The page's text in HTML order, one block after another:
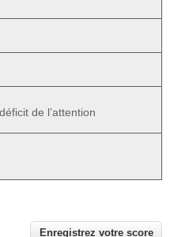
de l’attention